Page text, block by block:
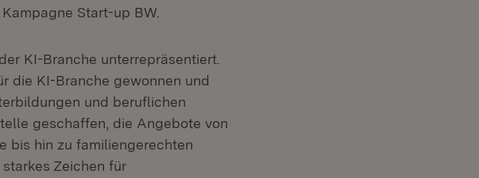
Start-up BW.
KI-Branche unterrepräsentiert.
die KI-Branche gewonnen und
und beruflichen
geschaffen, die Angebote von
bis hin zu familiengerechten
starkes Zeichen für